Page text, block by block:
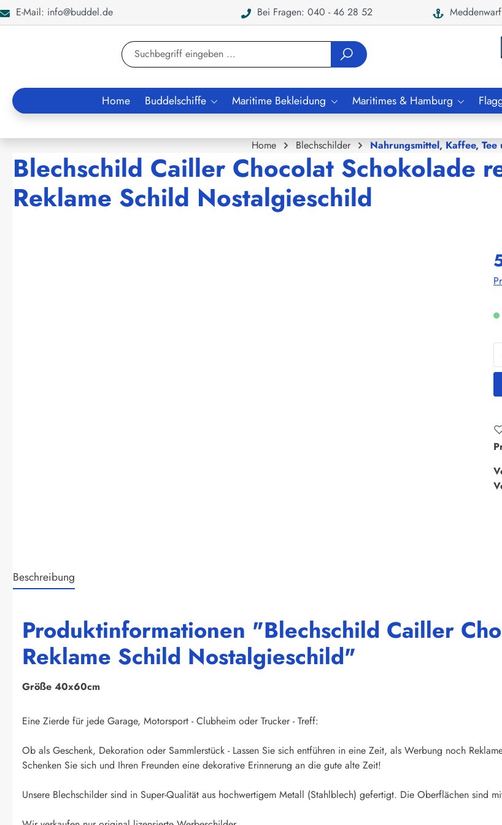
Zur Suche springen
E-Mail: info@buddel.de Bei Fragen: 040 - 46 28 52
Home Buddelschiffe Maritime Bekleidung Maritimes & Hamburg
Home Blechschilder Nahrungsmittel, Kaffee, Tee
Blechschild Cailler Chocolat Schokolade
Reklame Schild Nostalgieschild
Beschreibung
Produktinformationen "Blechschild Cailler
Reklame Schild Nostalgieschild"
Größe 40x60cm
Eine Zierde für jede Garage, Motorsport - Clubheim oder Trucker - Treff:
Ob als Geschenk, Dekoration oder Sammlerstück - Lassen Sie sich entführen in eine Zeit, als Werbung noch
Schenken Sie sich und Ihren Freunden eine dekorative Erinnerung an die gute alte Zeit!
Unsere Blechschilder sind in Super-Qualität aus hochwertigem Metall (Stahlblech) gefertigt. Die Oberflächen sind